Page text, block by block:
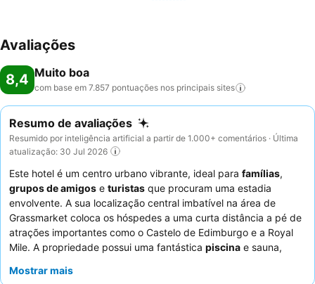
Avaliações
8,4 Muito boa
com base em 7.857 pontuações nos principais sites
Resumo de avaliações
Resumido por inteligência artificial a partir de 1.000+ comentários · Última
atualização: 30 Jul 2026
Este hotel é um centro urbano vibrante, ideal para famílias,
grupos de amigos e turistas que procuram uma estadia
envolvente. A sua localização central imbatível na área de
Grassmarket coloca os hóspedes a uma curta distância a pé de
atrações importantes como o Castelo de Edimburgo e a Royal
Mile. A propriedade possui uma fantástica piscina e sauna,
Os hóspedes elogiam consistentemente os funcionários
Mostrar mais